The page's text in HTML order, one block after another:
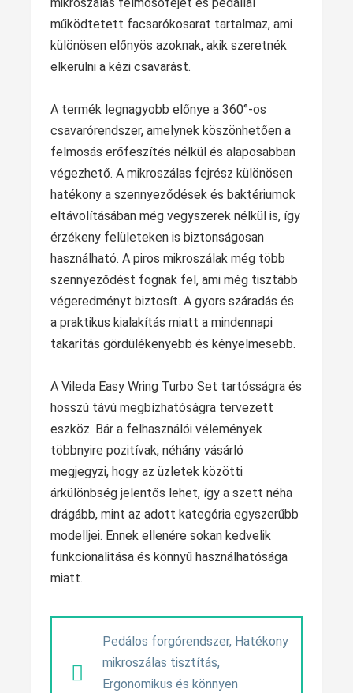
működtetett facsarókosarat tartalmaz, ami
különösen előnyös azoknak, akik szeretnék
elkerülni a kézi csavarást.
A termék legnagyobb előnye a 360°-os
csavarórendszer, amelynek köszönhetően a
felmosás erőfeszítés nélkül és alaposabban
végezhető. A mikroszálas fejrész különösen
hatékony a szennyeződések és baktériumok
eltávolításában még vegyszerek nélkül is, így
érzékeny felületeken is biztonságosan
használható. A piros mikroszálak még több
szennyeződést fognak fel, ami még tisztább
végeredményt biztosít. A gyors száradás és
a praktikus kialakítás miatt a mindennapi
takarítás gördülékenyebb és kényelmesebb.
A Vileda Easy Wring Turbo Set tartósságra és
hosszú távú megbízhatóságra tervezett
eszköz. Bár a felhasználói vélemények
többnyire pozitívak, néhány vásárló
megjegyzi, hogy az üzletek közötti
árkülönbség jelentős lehet, így a szett néha
drágább, mint az adott kategória egyszerűbb
modelljei. Ennek ellenére sokan kedvelik
funkcionalitása és könnyű használhatósága
miatt.
Pedálos forgórendszer, Hatékony
mikroszálas tisztítás,
Ergonomikus és könnyen